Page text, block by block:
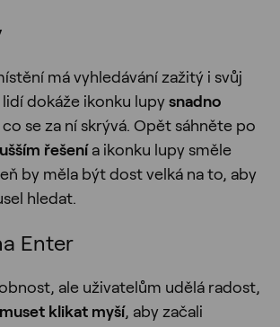
má vyhledávání zažitý i svůj
dokáže ikonku lupy snadno
co se za ní skrývá. Opět sáhněte po
řešenía ikonku lupy směle
by měla být dost velká na to, aby
hledat.
Enter
ale uživatelům udělá radost,
klikat myší, aby začali